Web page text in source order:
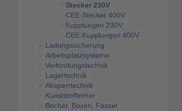
Stecker 230V
CEE-Stecker 400V
Kupplungen 230V
CEE-Kupplungen 400V
Ladungssicherung
Arbeitsplatzsysteme
Verbindungstechnik
Lagertechnik
Absperrtechnik
Kunststoffeimer
Becher, Boxen, Fässer